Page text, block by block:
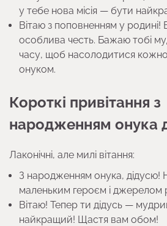
у тебе нова місія — бути
Вітаю з поповненням у родині!
особлива честь. Бажаю тобі
часу, щоб насолодитися
онуком.
Короткі привітання з
народженням онука
Лаконічні, але милі вітання:
З народженням онука, дідусю!
маленьким героєм і джерелом
Вітаю! Тепер ти дідусь —
найкращий! Щастя вам обом!